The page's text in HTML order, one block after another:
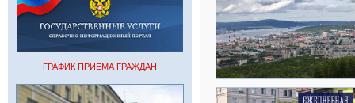
ГРАФИК ПРИЕМА ГРАЖДАН